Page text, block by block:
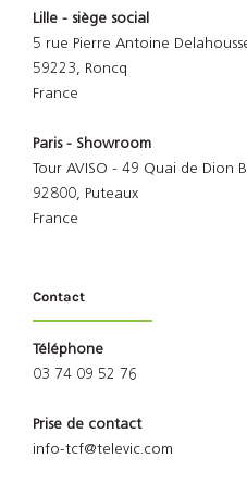
Lille - siège social
5 rue Pierre Antoine
59223, Roncq
France
Paris - Showroom
Tour AVISO - 49 Quai de Dion
92800, Puteaux
France
Contact
Téléphone
03 74 09 52 76
Prise de contact
info-tcf@televic.com